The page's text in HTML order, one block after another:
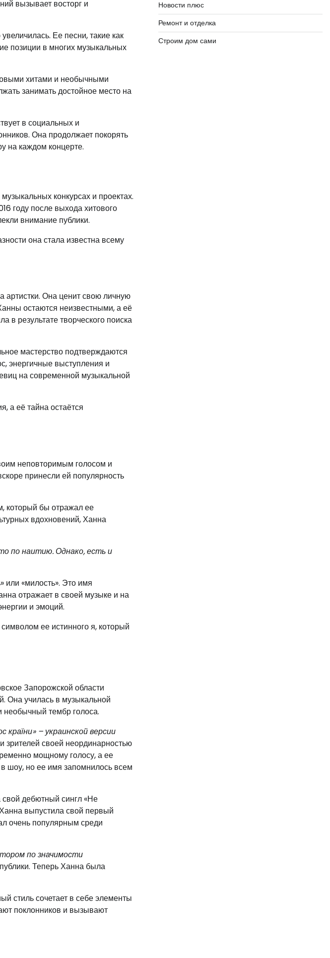
вызывает восторг и
Ее песни, такие как
позиции в многих музыкальных
хитами и необычными
занимать достойное место на
в социальных и
Она продолжает покорять
на каждом концерте.
конкурсах и проектах.
году после выхода хитового
внимание публики.
она стала известна всему
артистки. Она ценит свою личную
остаются неизвестными, а её
результате творческого поиска
мастерство подтверждаются
энергичные выступления и
на современной музыкальной
а её тайна остаётся
неповторимым голосом и
принесли ей популярность
который бы отражал ее
вдохновений, Ханна
по наитию. Однако, есть и
или «милость». Это имя
отражает в своей музыке и на
и эмоций.
ее истинного я, который
Запорожской области
Она училась в музыкальной
необычный тембр голоса.
країни» – украинской версии
зрителей своей неординарностью
мощному голосу, а ее
шоу, но ее имя запомнилось всем
дебютный сингл «Не
выпустила свой первый
очень популярным среди
по значимости
Теперь Ханна была
стиль сочетает в себе элементы
поклонников и вызывают
Новости плюс
Ремонт и отделка
Строим дом сами